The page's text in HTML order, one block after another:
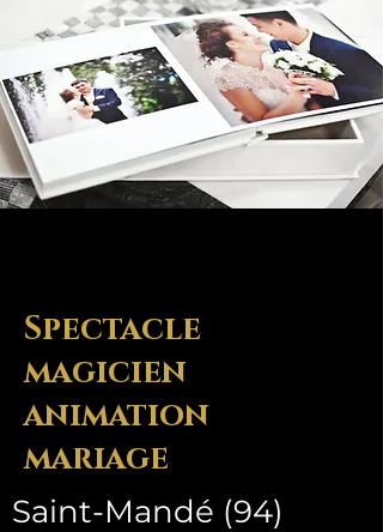
Spectacle
magicien
animation
mariage
Saint-Mandé (94)